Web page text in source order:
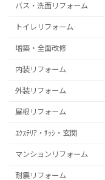
バス・洗面リフォーム
トイレリフォーム
増築・全面改修
内装リフォーム
外装リフォーム
屋根リフォーム
ｴｸｽﾃﾘｱ・ｻｯｼ・玄関
マンションリフォーム
耐震リフォーム